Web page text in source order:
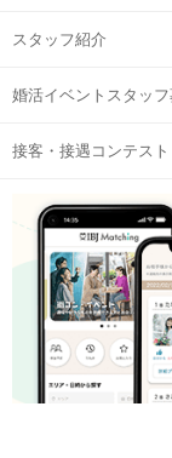
スタッフ紹介
婚活イベントスタッフ
接客・接遇コンテスト